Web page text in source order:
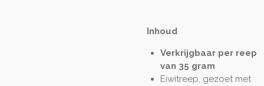
Inhoud
Verkrijgbaar per reep
van 35 gram
Eiwitreep, gezoet met